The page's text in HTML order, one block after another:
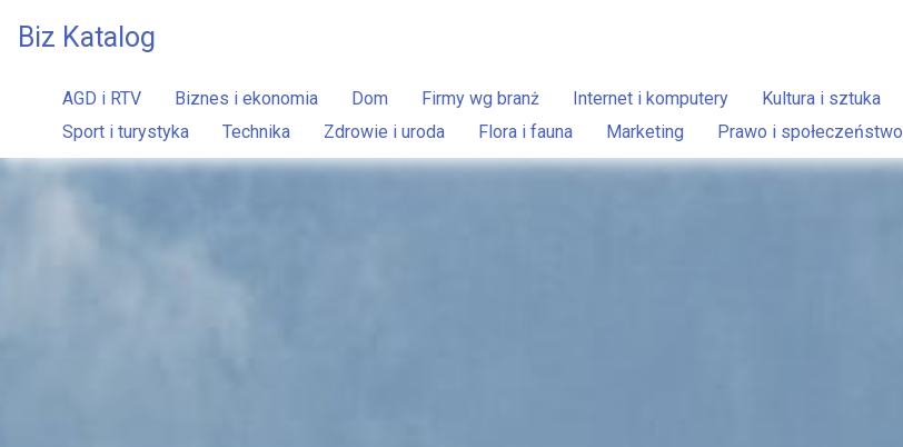
Biz Katalog
AGD i RTV Biznes i ekonomia Dom Firmy wg branż Internet i komputery Kultura i sztuka
Sport i turystyka
Technika Zdrowie i uroda Flora i fauna Marketing Prawo i społeczeństwo